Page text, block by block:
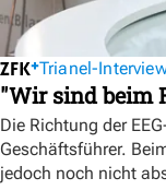
Trianel-
"Wir sind beim
Die Richtung der
Geschäftsführer.
jedoch noch nicht